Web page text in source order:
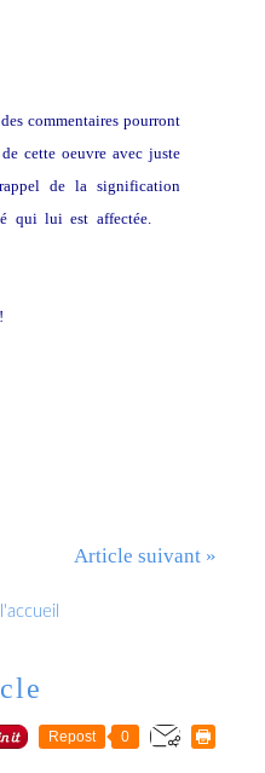
commentaires pourront
cette oeuvre avec juste
de la signification
qui lui est affectée.
Article suivant »
Repost 0